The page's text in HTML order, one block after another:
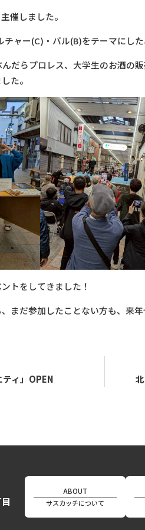
催しました。
チャー(C)・バル(B)をテーマにし
だらプロレス、大学生のお酒の
た。
トをしてきました！
まだ参加したことない方も、来
ィ」OPEN
ABOUT
サスカッチについて